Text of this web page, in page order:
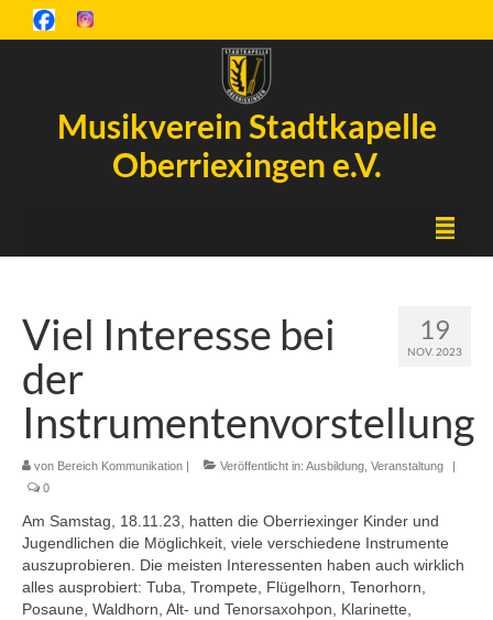
Musikverein Stadtkapelle
Oberriexingen e.V.
Inselfest
Aktuelles
Chronik
Orchester
Ausbildung
Downloads
Kontakt
19
NOV. 2023
Viel Interesse bei
der
Instrumentenvorstellung
von Bereich Kommunikation | Veröffentlicht in: Ausbildung Veranstaltung
|
0
Am Samstag, 18.11.23, hatten die Oberriexinger Kinder und
Jugendlichen die Möglichkeit, viele verschiedene Instrumente
auszuprobieren. Die meisten Interessenten haben auch wirklich
alles ausprobiert: Tuba, Trompete, Flügelhorn, Tenorhorn,
Posaune, Waldhorn, Alt- und Tenorsaxohpon, Klarinette,